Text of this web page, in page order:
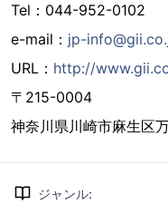
Tel：044-952-0102
e-mail： jp-
URL： http://
〒215-0004
神奈川県川崎市麻生区
ジャンル: